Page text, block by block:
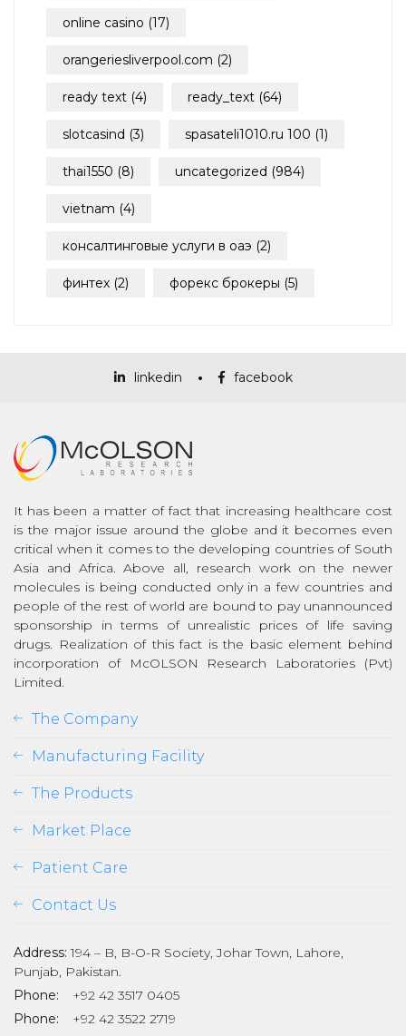
online casino (17)
orangeriesliverpool.com (2)
ready text (4) ready_text (64)
slotcasind (3) spasateli1010.ru 100 (1)
thai1550 (8) uncategorized (984)
vietnam (4)
консалтинговые услуги в оаэ (2)
финтех (2) форекс брокеры (5)
linkedin facebook
It has been a matter of fact that increasing healthcare cost
is the major issue around the globe and it becomes even
critical when it comes to the developing countries of South
Asia and Africa. Above all, research work on the newer
molecules is being conducted only in a few countries and
people of the rest of world are bound to pay unannounced
sponsorship in terms of unrealistic prices of life saving
drugs. Realization of this fact is the basic element behind
incorporation of McOLSON Research Laboratories (Pvt)
Limited.
The Company
Manufacturing Facility
The Products
Market Place
Patient Care
Contact Us
Address: 194 – B, B-O-R Society, Johar Town, Lahore,
Punjab, Pakistan.
Phone:
+92 42 3517 0405
Phone:
+92 42 3522 2719